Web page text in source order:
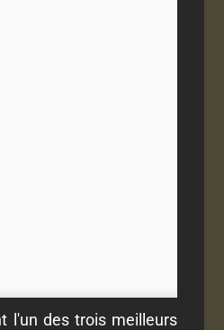
l'un des trois meilleurs